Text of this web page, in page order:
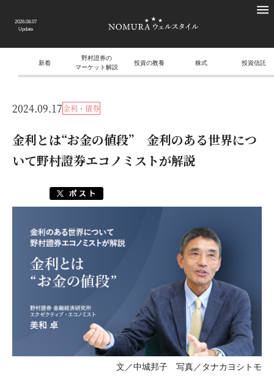
2026.08.07
Update
新着
野村證券の
マーケット解説
投資の教養 株式 投資信託
2024.09.17金利・債券
金利とは“お金の値段” 金利のある世界につ
いて野村證券エコノミストが解説
文／中城邦子 写真／タナカヨシトモ